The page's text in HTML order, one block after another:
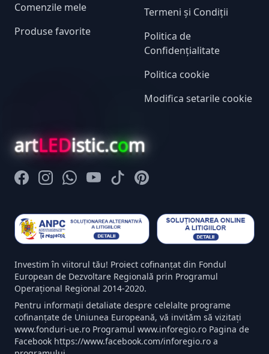
Comenzile mele
Produse favorite
Termeni și Condiții
Politica de
Confidențialitate
Politica cookie
Modifica setarile cookie
artLEDistic.com
FacebookInstagramWhatsappYoutubeTiktokPinterest
Investim în viitorul tău! Proiect cofinanțat din Fondul
European de Dezvoltare Regională prin Programul
Operațional Regional 2014-2020.
Pentru informații detaliate despre celelalte programe
cofinanțate de Uniunea Europeană, vă invităm să vizitați
www.fonduri-ue.ro Programul www.inforegio.ro Pagina de
Facebook https://www.facebook.com/inforegio.ro a